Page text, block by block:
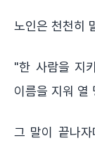
노인은 천천히
"한 사람을 지
이름을 지워 열
그 말이 끝나